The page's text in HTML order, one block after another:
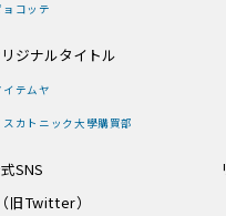
ョコッテ
ジナルタイトル
イテムヤ
スカトニック大學購買部
SNS
旧Twitter）